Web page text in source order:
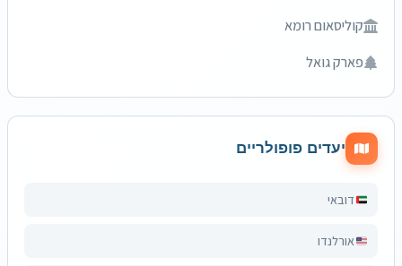
קוליסאום רומא
פארק גואל
יעדים פופולריים
דובאי
אורלנדו